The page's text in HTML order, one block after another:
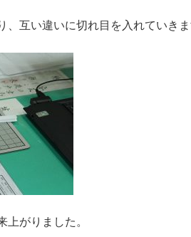
互い違いに切れ目を入れていきま
上がりました。